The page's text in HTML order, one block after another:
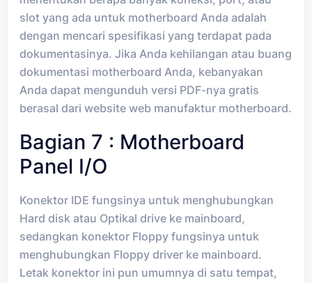
slot yang ada untuk motherboard Anda adalah
dengan mencari spesifikasi yang terdapat pada
dokumentasinya. Jika Anda kehilangan atau buang
dokumentasi motherboard Anda, kebanyakan
Anda dapat mengunduh versi PDF-nya gratis
berasal dari website web manufaktur motherboard.
Bagian 7 : Motherboard
Panel I/o
Konektor IDE fungsinya untuk menghubungkan
Hard disk atau Optikal drive ke mainboard,
sedangkan konektor Floppy fungsinya untuk
menghubungkan Floppy driver ke mainboard.
Letak konektor ini pun umumnya di satu tempat,